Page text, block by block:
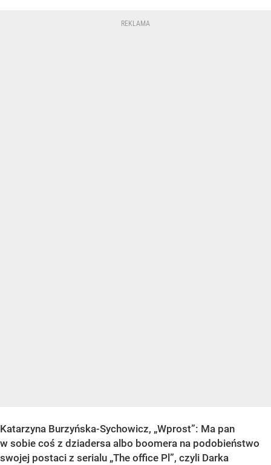
Katarzyna Burzyńska-Sychowicz, „Wprost”: Ma pan
w sobie coś z dziadersa albo boomera na podobieństwo
swojej postaci z serialu „The office Pl”, czyli Darka